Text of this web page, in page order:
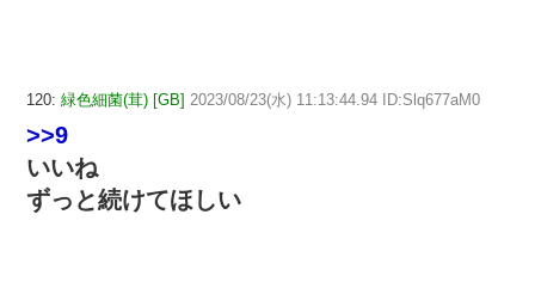
120: 緑色細菌(茸) [GB] 2023/08/23(水) 11:13:44.94 ID:Slq677aM0
>>9
いいね
ずっと続けてほしい